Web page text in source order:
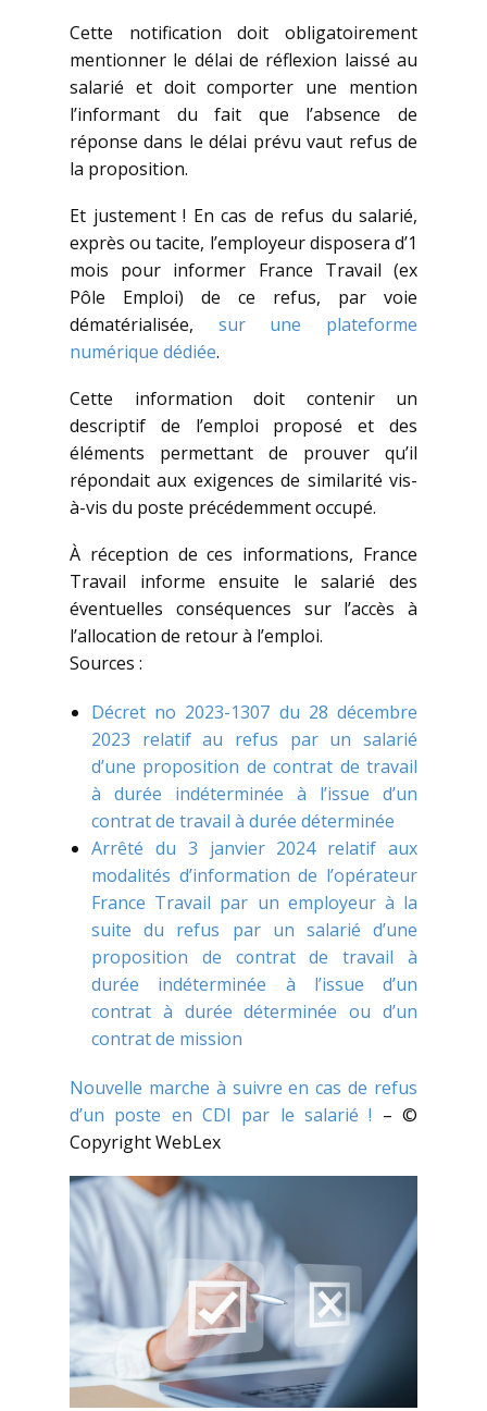
Cette notification doit obligatoirement
mentionner le délai de réflexion laissé au
salarié et doit comporter une mention
l’informant du fait que l’absence de
réponse dans le délai prévu vaut refus de
la proposition.
Et justement ! En cas de refus du salarié,
exprès ou tacite, l’employeur disposera d’1
mois pour informer France Travail (ex
Pôle Emploi) de ce refus, par voie
dématérialisée, sur une plateforme
numérique dédiée.
Cette information doit contenir un
descriptif de l’emploi proposé et des
éléments permettant de prouver qu’il
répondait aux exigences de similarité vis-
à-vis du poste précédemment occupé.
À réception de ces informations, France
Travail informe ensuite le salarié des
éventuelles conséquences sur l’accès à
l’allocation de retour à l’emploi.
Sources :
Décret no 2023-1307 du 28 décembre
2023 relatif au refus par un salarié
d’une proposition de contrat de travail
à durée indéterminée à l’issue d’un
contrat de travail à durée déterminée
Arrêté du 3 janvier 2024 relatif aux
modalités d’information de l’opérateur
France Travail par un employeur à la
suite du refus par un salarié d’une
proposition de contrat de travail à
durée indéterminée à l’issue d’un
contrat à durée déterminée ou d’un
contrat de mission
Nouvelle marche à suivre en cas de refus
d’un poste en CDI par le salarié ! – ©
Copyright WebLex